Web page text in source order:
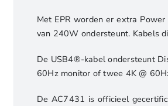
Met EPR worden er extra
van 240W ondersteunt. Kabels
De USB4®-kabel ondersteunt
60Hz monitor of twee 4K @
De AC7431 is officieel